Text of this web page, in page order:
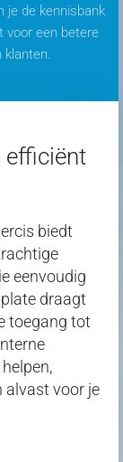
je de kennisbank
voor een betere
klanten.
efficiënt
biedt
eenvoudig
draagt
toegang tot
alvast voor je